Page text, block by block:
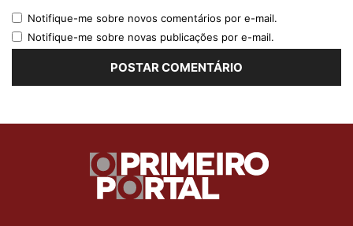
Notifique-me sobre novos comentários por e-mail.
Notifique-me sobre novas publicações por e-mail.